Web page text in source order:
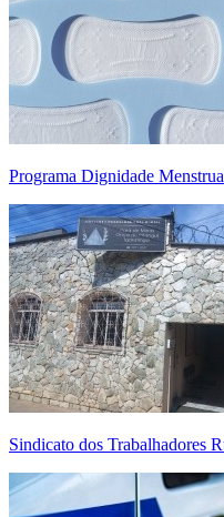
Programa Dignidade
Sindicato dos Trabalhadores